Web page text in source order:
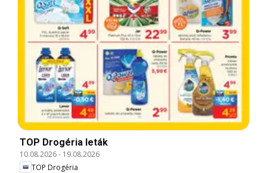
TOP Drogéria leták
10.08.2026- 19.08.2026
TOP Drogéria